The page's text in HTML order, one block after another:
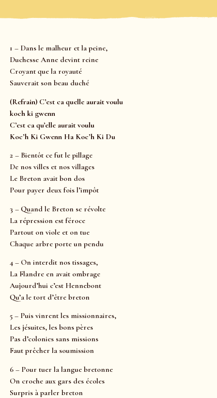
1 – Dans le malheur et la peine,
Duchesse Anne devint reine
Croyant que la royauté
Sauverait son beau duché
(Refrain) C’est ca quelle aurait voulu
koch ki gwenn
C’est ca qu’elle aurait voulu
Koc’h Ki Gwenn Ha Koc’h Ki Du
2 – Bientôt ce fut le pillage
De nos villes et nos villages
Le Breton avait bon dos
Pour payer deux fois l’impôt
3 – Quand le Breton se révolte
La répression est féroce
Partout on viole et on tue
Chaque arbre porte un pendu
4 – On interdit nos tissages,
La Flandre en avait ombrage
Aujourd’hui c’est Hennebont
Qu’a le tort d’être breton
5 – Puis vinrent les missionnaires,
Les jésuites, les bons pères
Pas d’colonies sans missions
Faut prêcher la soumission
6 – Pour tuer la langue bretonne
On croche aux gars des écoles
Surpris à parler breton